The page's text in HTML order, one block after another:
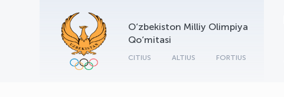
O‘zbekiston Milliy Olimpiya
Qo‘mitasi
CITIUS ALTIUS FORTIUS